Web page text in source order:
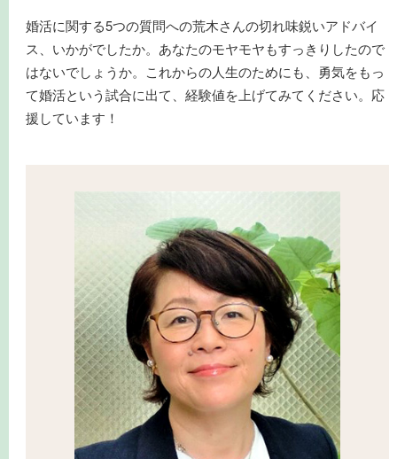
婚活に関する5つの質問への荒木さんの切れ味鋭いアドバイ
ス、いかがでしたか。あなたのモヤモヤもすっきりしたので
はないでしょうか。これからの人生のためにも、勇気をもっ
て婚活という試合に出て、経験値を上げてみてください。応
援しています！